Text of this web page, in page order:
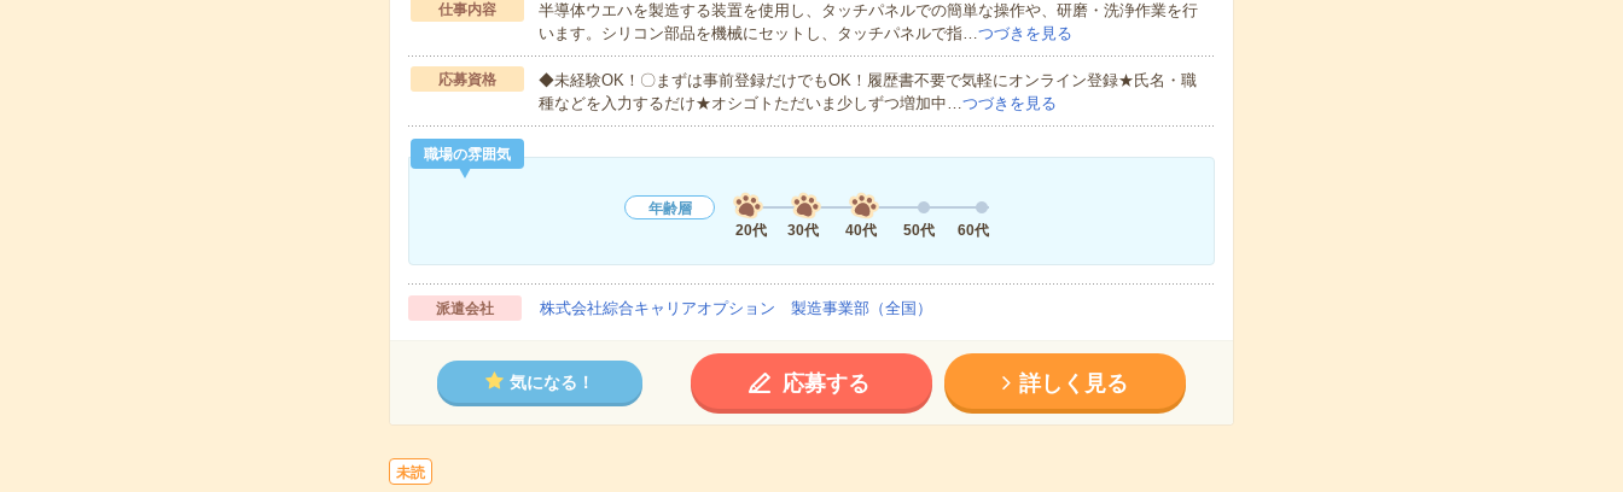
仕事内容
半導体ウエハを製造する装置を使用し、タッチパネルでの簡単な操作や、研磨・洗浄作業を行
います。シリコン部品を機械にセットし、タッチパネルで指…つづきを見る
応募資格
◆未経験OK！〇まずは事前登録だけでもOK！履歴書不要で気軽にオンライン登録★氏名・職
種などを入力するだけ★オシゴトただいま少しずつ増加中…つづきを見る
職場の雰囲気
年齢層
20代
30代 40代 50代 60代
派遣会社 株式会社綜合キャリアオプション 製造事業部（全国）
気になる！ 応募する 詳しく見る
未読